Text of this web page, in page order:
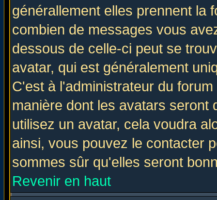
générallement elles prennent la
combien de messages vous
dessous de celle-ci peut se
avatar, qui est généralement
C'est à l'administrateur du
manière dont les avatars seront
utilisez un avatar, cela voudra
ainsi, vous pouvez le contacter
sommes sûr qu'elles seront
Revenir en haut